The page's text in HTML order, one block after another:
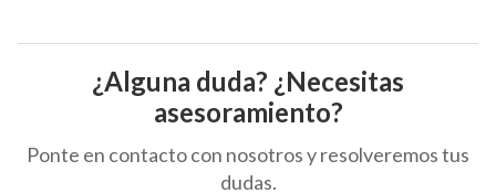
¿Alguna duda? ¿Necesitas
asesoramiento?
Ponte en contacto con nosotros y resolveremos tus
dudas.